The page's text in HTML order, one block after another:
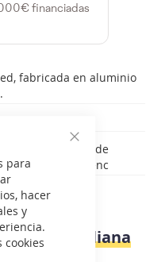
Cerrar
para
hacer
y
cookies
financiadas
fabricada en aluminio
cocinas de
máxima eficienc
del
Cafetera Italiana